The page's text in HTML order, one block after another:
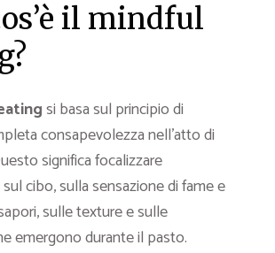
il mindful
si basa sul principio di
consapevolezza nell’atto di
significa focalizzare
cibo, sulla sensazione di fame e
sulle texture e sulle
emergono durante il pasto.